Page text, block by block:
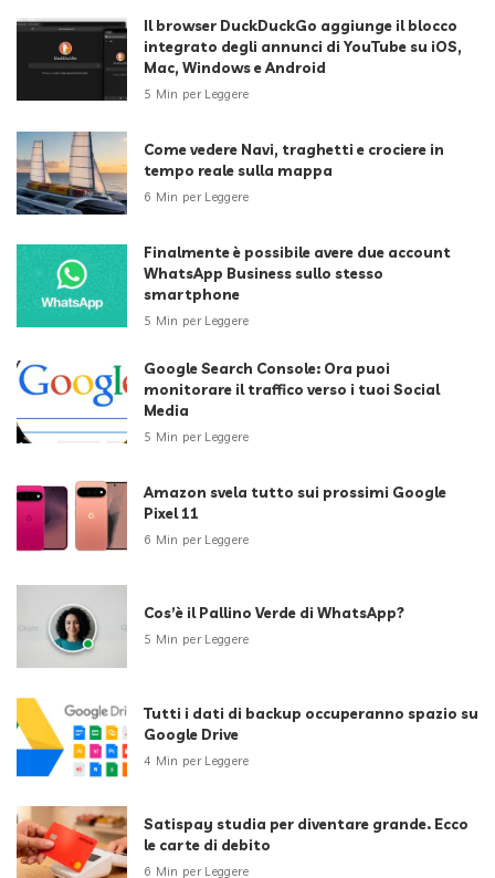
Il browser DuckDuckGo aggiunge il blocco
integrato degli annunci di YouTube su iOS,
Mac, Windows e Android
5 Min per Leggere
Come vedere Navi, traghetti e crociere in
tempo reale sulla mappa
6 Min per Leggere
Finalmente è possibile avere due account
WhatsApp Business sullo stesso
smartphone
5 Min per Leggere
Google Search Console: Ora puoi
monitorare il traffico verso i tuoi Social
Media
5 Min per Leggere
Amazon svela tutto sui prossimi Google
Pixel 11
6 Min per Leggere
Cos’è il Pallino Verde di WhatsApp?
5 Min per Leggere
Tutti i dati di backup occuperanno spazio su
Google Drive
4 Min per Leggere
Satispay studia per diventare grande. Ecco
le carte di debito
6 Min per Leggere